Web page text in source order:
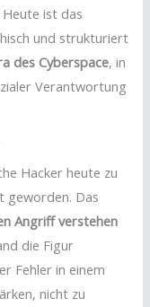
ist das
und strukturiert
des Cyberspace, in
Verantwortung
Hacker heute zu
geworden. Das
Angriff verstehen
die Figur
Fehler in einem
nicht zu